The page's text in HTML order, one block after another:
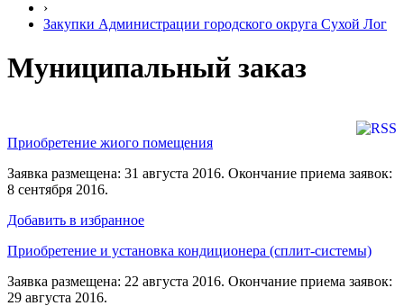
›
Закупки Администрации городского округа Сухой Лог
Муниципальный заказ
Приобретение жиого помещения
Заявка размещена: 31 августа 2016. Окончание приема заявок:
8 сентября 2016.
Добавить в избранное
Приобретение и установка кондиционера (сплит-системы)
Заявка размещена: 22 августа 2016. Окончание приема заявок:
29 августа 2016.